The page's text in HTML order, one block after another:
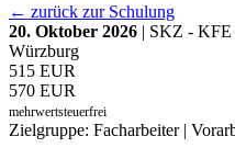
← zurück zur Schulung
20. Oktober 2026 | SKZ - KFE
Würzburg
515 EUR
570 EUR
mehrwertsteuerfrei
Zielgruppe: Facharbeiter |